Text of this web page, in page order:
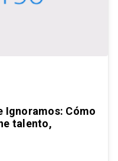
Ignoramos: Cómo
talento,